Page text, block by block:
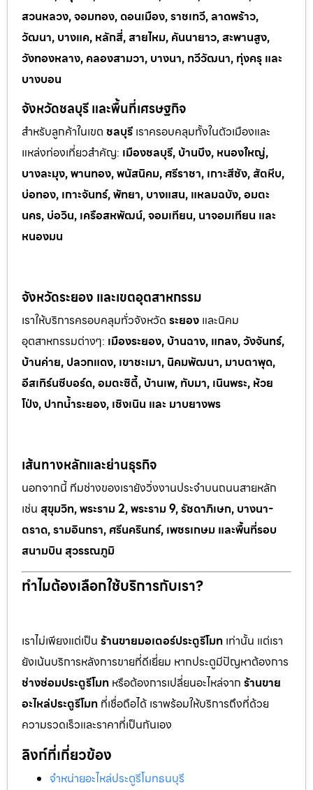
สวนหลวง, จอมทอง, ดอนเมือง, ราชเทวี, ลาดพร้าว,
วัฒนา, บางแค, หลักสี่, สายไหม, คันนายาว, สะพานสูง,
วังทองหลาง, คลองสามวา, บางนา, ทวีวัฒนา, ทุ่งครุ และ
บางบอน
จังหวัดชลบุรี และพื้นที่เศรษฐกิจ
สำหรับลูกค้าในเขต ชลบุรี เราครอบคลุมทั้งในตัวเมืองและ
แหล่งท่องเที่ยวสำคัญ: เมืองชลบุรี, บ้านบึง, หนองใหญ่,
บางละมุง, พานทอง, พนัสนิคม, ศรีราชา, เกาะสีชัง, สัตหีบ,
บ่อทอง, เกาะจันทร์, พัทยา, บางแสน, แหลมฉบัง, อมตะ
นคร, บ่อวิน, เครือสหพัฒน์, จอมเทียน, นาจอมเทียน และ
หนองมน
จังหวัดระยอง และเขตอุตสาหกรรม
เราให้บริการครอบคลุมทั่วจังหวัด ระยอง และนิคม
อุตสาหกรรมต่างๆ: เมืองระยอง, บ้านฉาง, แกลง, วังจันทร์,
บ้านค่าย, ปลวกแดง, เขาชะเมา, นิคมพัฒนา, มาบตาพุด,
อีสเทิร์นซีบอร์ด, อมตะซิตี้, บ้านเพ, ทับมา, เนินพระ, ห้วย
โป่ง, ปากน้ำระยอง, เชิงเนิน และ มาบยางพร
เส้นทางหลักและย่านธุรกิจ
นอกจากนี้ ทีมช่างของเรายังวิ่งงานประจำบนถนนสายหลัก
เช่น สุขุมวิท, พระราม 2, พระราม 9, รัชดาภิเษก, บางนา-
ตราด, รามอินทรา, ศรีนครินทร์, เพชรเกษม และพื้นที่รอบ
สนามบิน สุวรรณภูมิ
ทำไมต้องเลือกใช้บริการกับเรา?
เราไม่เพียงแต่เป็น ร้านขายมอเตอร์ประตูรีโมท เท่านั้น แต่เรา
ยังเน้นบริการหลังการขายที่ดีเยี่ยม หากประตูมีปัญหาต้องการ
ช่างซ่อมประตูรีโมท หรือต้องการเปลี่ยนอะไหล่จาก ร้านขาย
อะไหล่ประตูรีโมท ที่เชื่อถือได้ เราพร้อมให้บริการถึงที่ด้วย
ความรวดเร็วและราคาที่เป็นกันเอง
ลิงก์ที่เกี่ยวข้อง
จำหน่ายอะไหล่ประตูรีโมทธนบุรี